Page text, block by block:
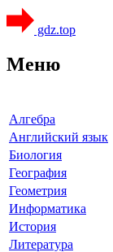
gdz.top
Меню
Алгебра
Английский язык
Биология
География
Геометрия
Информатика
История
Литература